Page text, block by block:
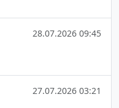
28.07.2026 09:45
27.07.2026 03:21